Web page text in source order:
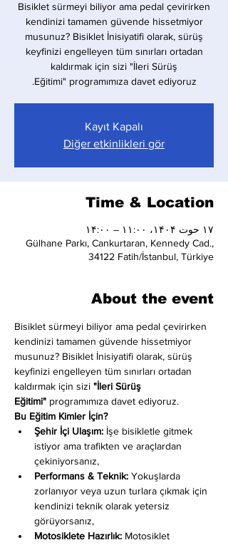
Bisiklet sürmeyi biliyor ama pedal çevirirken
kendinizi tamamen güvende hissetmiyor
musunuz? Bisiklet İnisiyatifi olarak, sürüş
keyfinizi engelleyen tüm sınırları ortadan
kaldırmak için sizi "İleri Sürüş
Eğitimi" programımıza davet ediyoruz.
Kayıt Kapalı
Diğer etkinlikleri gör
Time & Location
۱۷ حوت ۱۴۰۴، ۱۱:۰۰ – ۱۴:۰۰
Gülhane Parkı, Cankurtaran, Kennedy Cad.,
34122 Fatih/İstanbul, Türkiye
About the event
Bisiklet sürmeyi biliyor ama pedal çevirirken
kendinizi tamamen güvende hissetmiyor
musunuz? Bisiklet İnisiyatifi olarak, sürüş
keyfinizi engelleyen tüm sınırları ortadan
kaldırmak için sizi "İleri Sürüş
Eğitimi" programımıza davet ediyoruz.
Bu Eğitim Kimler İçin?
Şehir İçi Ulaşım: İşe bisikletle gitmek
istiyor ama trafikten ve araçlardan
çekiniyorsanız,
Performans & Teknik: Yokuşlarda
zorlanıyor veya uzun turlara çıkmak için
kendinizi teknik olarak yetersiz
görüyorsanız,
Motosiklete Hazırlık: Motosiklet